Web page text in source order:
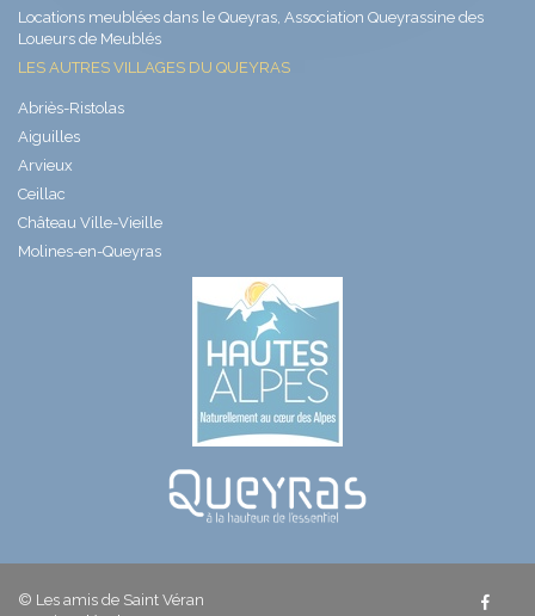
Locations meublées dans le Queyras, Association Queyrassine des
Loueurs de Meublés
LES AUTRES VILLAGES DU QUEYRAS
Abriès-Ristolas
Aiguilles
Arvieux
Ceillac
Château Ville-Vieille
Molines-en-Queyras
© Les amis de Saint Véran